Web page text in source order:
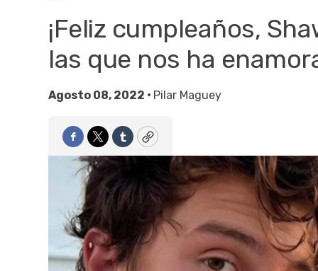
¡Feliz cumpleaños,
las que nos ha
Agosto 08, 2022 • Pilar Maguey
Facebook
TwitterTumblrCopy